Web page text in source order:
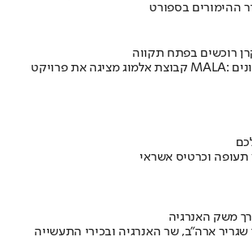
ההימורים בספורט
רוכשים בפתח תקווה
קבוצת אלמוג מציגה את פרויקט MALA: מגדלי הפרימיום האחרונים
משק האנרגיה
ארה"ב, שר האנרגיה ובכירי התעשייה